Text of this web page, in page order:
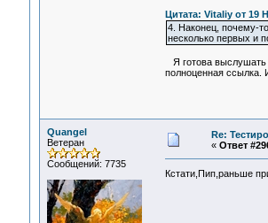
Цитата: Vitaliy от 19
4. Наконец, почему-
несколько первых и
Я готова выслушать
полноценная ссылка.
Quangel
Ветеран
Сообщений: 7735
Re:
« Ответ
Кстати,Пип,раньше